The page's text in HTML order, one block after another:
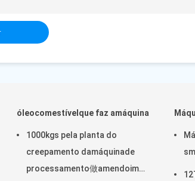
óleocomestívelque faz amáquina
1000kgs pela planta do
creepamento damáquinade
processamento做amendoim